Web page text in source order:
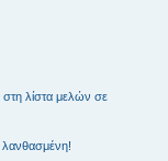
λίστα μελών σε
λανθασμένη!